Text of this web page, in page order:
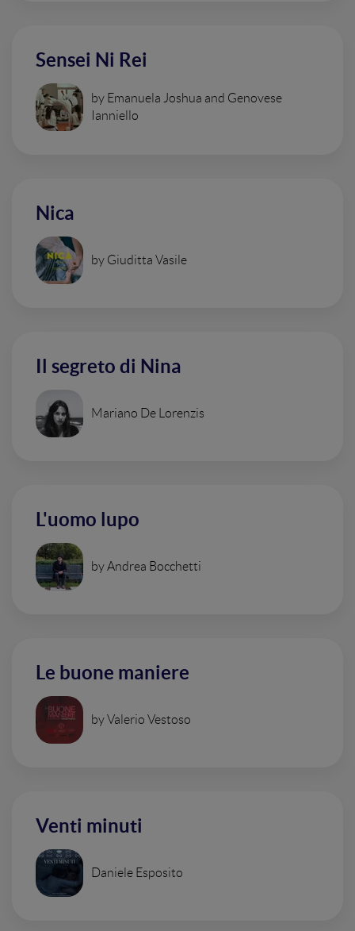
Sensei Ni Rei
by Emanuela Joshua and Genovese
Ianniello
Nica
by Giuditta Vasile
Il segreto di Nina
Mariano De Lorenzis
L'uomo lupo
by Andrea Bocchetti
Le buone maniere
by Valerio Vestoso
Venti minuti
Daniele Esposito